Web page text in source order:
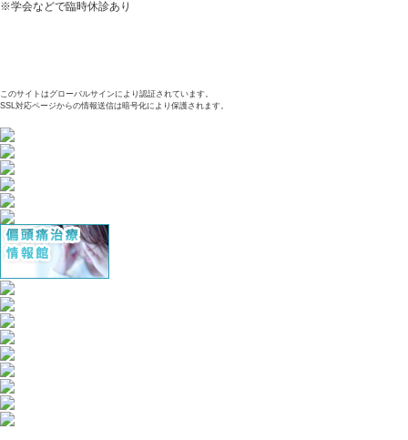
※学会などで臨時休診あり
このサイトはグローバルサインにより認証されています。
SSL対応ページからの情報送信は暗号化により保護されます。